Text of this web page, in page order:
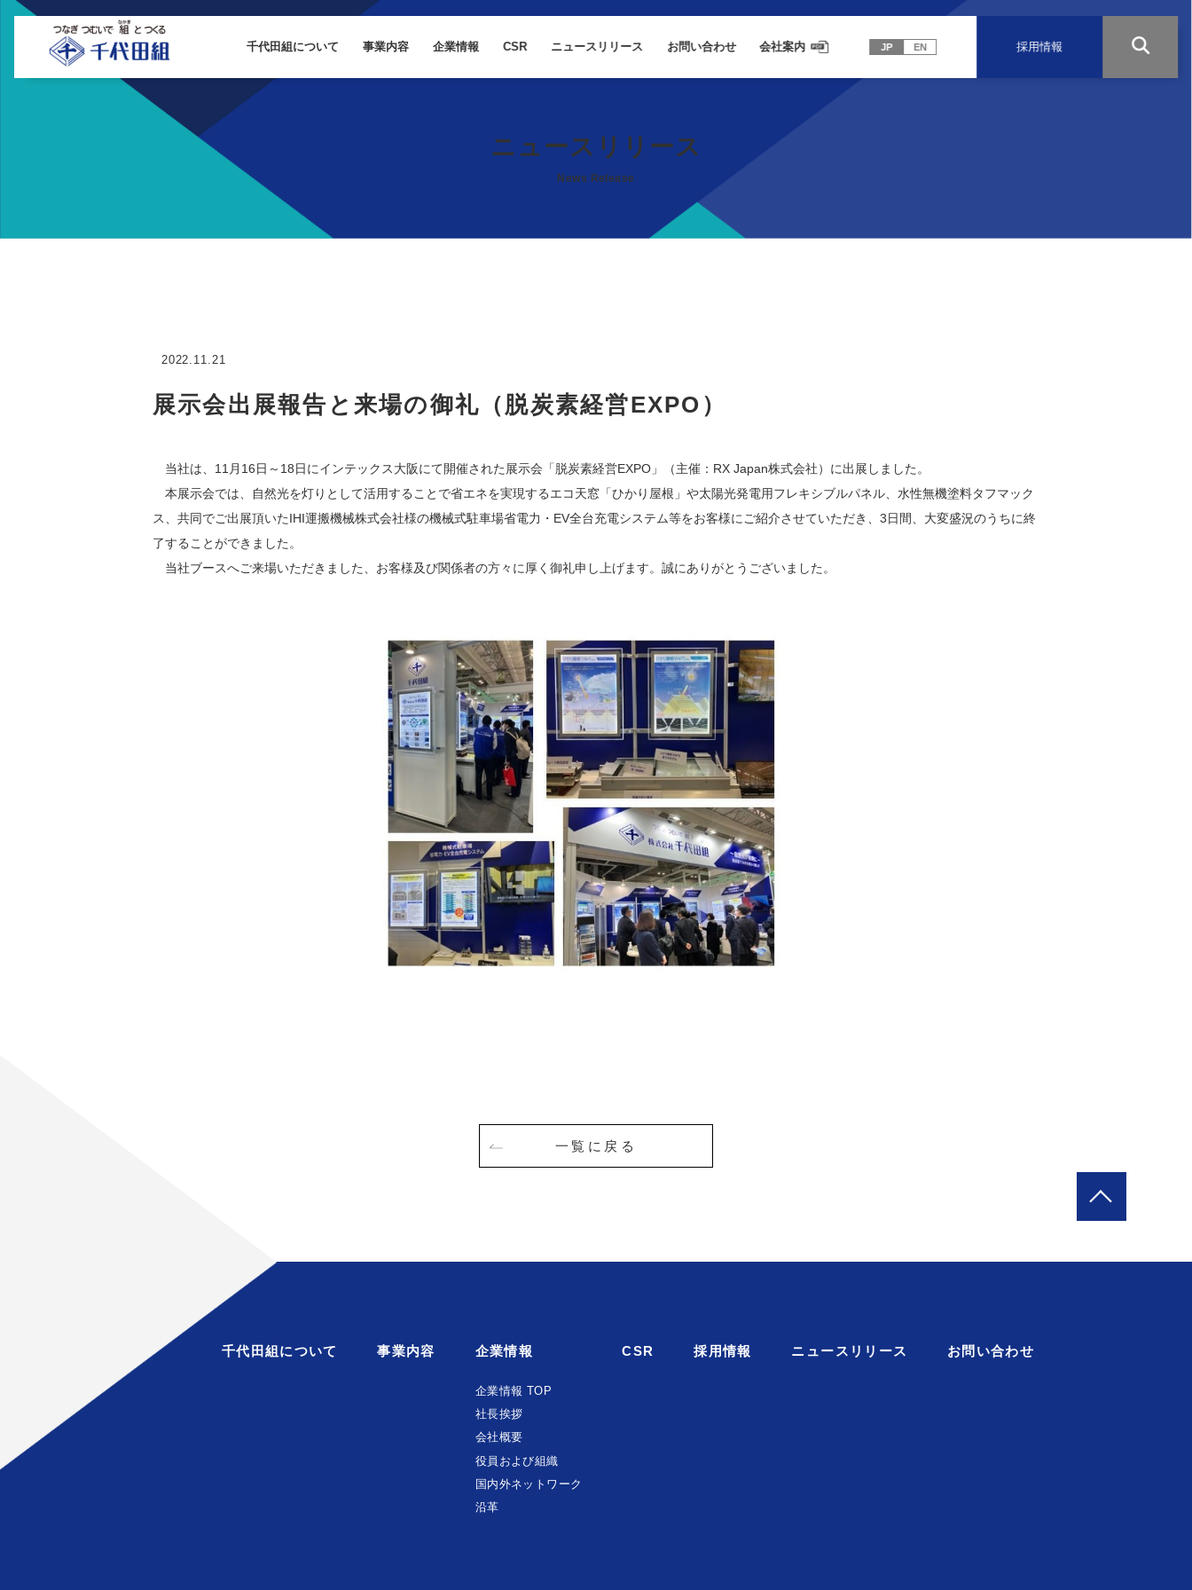
千代田組について 事業内容 企業情報 CSR ニュースリリース お問い合わせ 会社案内 採用情報
ニュースリリース
News Release
展示会出展報告と来場の御礼（脱炭素経営EXPO）
当社は、11月16日～18日にインテックス大阪にて開催された展示会「脱炭素経営EXPO」（主催：RX Japan株式会社）に出展しました。
本展示会では、自然光を灯りとして活用することで省エネを実現するエコ天窓「ひかり屋根」や太陽光発電用フレキシブルパネル、水性無機塗料タフマック
ス、共同でご出展頂いたIHI運搬機械株式会社様の機械式駐車場省電力・EV全台充電システム等をお客様にご紹介させていただき、3日間、大変盛況のうちに終
了することができました。
当社ブースへご来場いただきました、お客様及び関係者の方々に厚く御礼申し上げます。誠にありがとうございました。
一覧に戻る
千代田組について 事業内容 企業情報
企業情報 TOP
社長挨拶
会社概要
役員および組織
国内外ネットワーク
沿革
CSR 採用情報 ニュースリリース お問い合わせ